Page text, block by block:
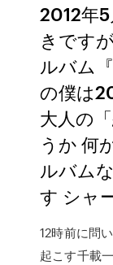
2012年
きです
ルバム
の僕は
大人の
うか 何
ルバム
す シャ
12時前に問
起こす千載